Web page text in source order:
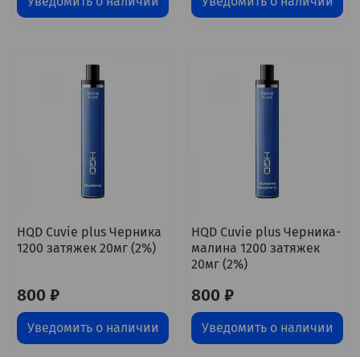
HQD Cuvie plus Черника
1200 затяжек 20мг (2%)
800 ₽
Уведомить о наличии
HQD Cuvie plus Черника-
малина 1200 затяжек
20мг (2%)
800 ₽
Уведомить о наличии